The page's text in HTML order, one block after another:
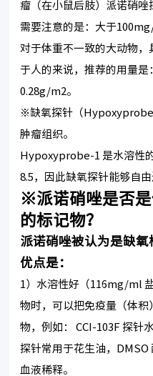
瘤（在小鼠后肢）派诺硝唑
需要注意的是：大于
对于体重不一致的大动物
于人的来说，推荐的用量
0.28g/m2。
※缺氧探针（
肿瘤组织。
Hypoxyprobe-1 是水溶性
8.5，因此缺氧探针能够自
※派诺硝唑是否
的标记物？
派诺硝唑被认为是缺
优点是：
1）水溶性好（116mg/ml
物时，可以把免疫量（体
物，例如： CCI-103F 探针
探针常用于花生油，
血液稀释。